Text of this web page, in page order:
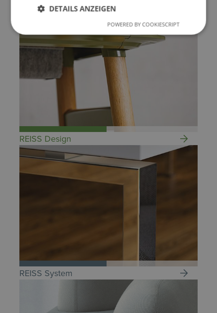
REISS Design
REISS System
DETAILS ANZEIGEN
POWERED BY COOKIESCRIPT